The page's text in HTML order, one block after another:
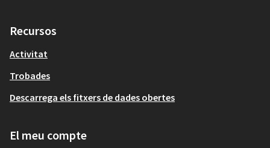
Recursos
Activitat
Trobades
Descarrega els fitxers de dades obertes
El meu compte